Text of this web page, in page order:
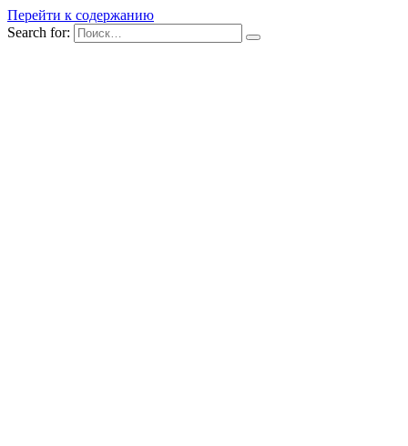
Перейти к содержанию
Search for: